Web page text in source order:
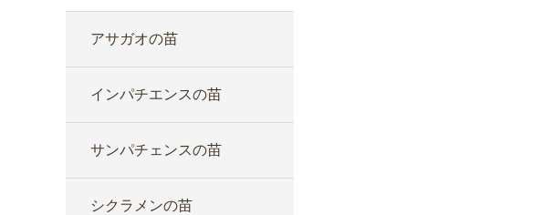
アサガオの苗
インパチエンスの苗
サンパチェンスの苗
シクラメンの苗